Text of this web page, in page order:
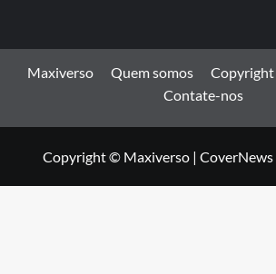
Maxiverso Quem somos Copyright
Contate-nos
Copyright © Maxiverso | CoverNews